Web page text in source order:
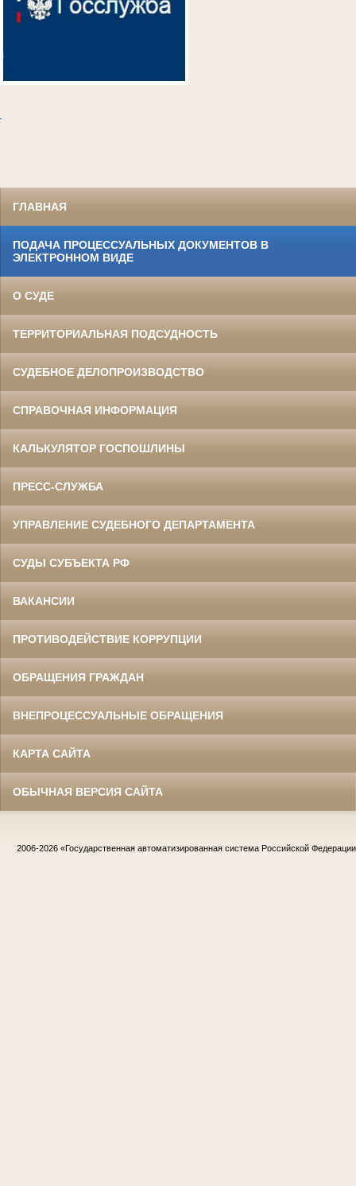
ГЛАВНАЯ
ПОДАЧА ПРОЦЕССУАЛЬНЫХ ДОКУМЕНТОВ В
ЭЛЕКТРОННОМ ВИДЕ
О СУДЕ
ТЕРРИТОРИАЛЬНАЯ ПОДСУДНОСТЬ
СУДЕБНОЕ ДЕЛОПРОИЗВОДСТВО
СПРАВОЧНАЯ ИНФОРМАЦИЯ
КАЛЬКУЛЯТОР ГОСПОШЛИНЫ
ПРЕСС-СЛУЖБА
УПРАВЛЕНИЕ СУДЕБНОГО ДЕПАРТАМЕНТА
СУДЫ СУБЪЕКТА РФ
ВАКАНСИИ
ПРОТИВОДЕЙСТВИЕ КОРРУПЦИИ
ОБРАЩЕНИЯ ГРАЖДАН
ВНЕПРОЦЕССУАЛЬНЫЕ ОБРАЩЕНИЯ
КАРТА САЙТА
ОБЫЧНАЯ ВЕРСИЯ САЙТА
2006-2026 «Государственная автоматизированная система Российской